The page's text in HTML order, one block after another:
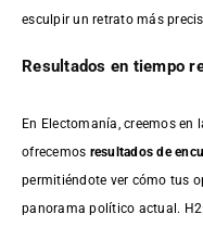
esculpir un retrato más
Resultados en tiempo
En Electomanía, creemos en
ofrecemos resultados de
permitiéndote ver cómo tus
panorama político actual.